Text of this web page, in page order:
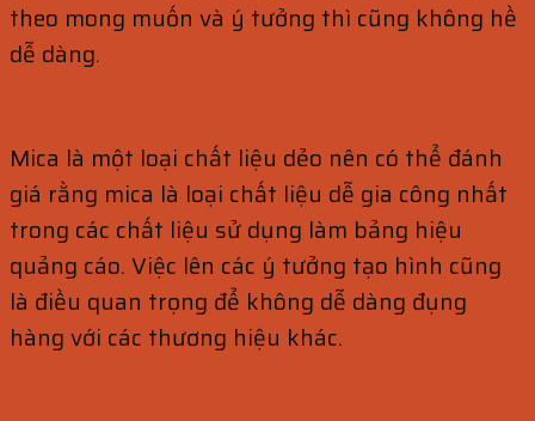
theo mong muốn và ý tưởng thì cũng không hề
dễ dàng.
Mica là một loại chất liệu dẻo nên có thể đánh
giá rằng mica là loại chất liệu dễ gia công nhất
trong các chất liệu sử dụng làm bảng hiệu
quảng cáo. Việc lên các ý tưởng tạo hình cũng
là điều quan trọng để không dễ dàng đụng
hàng với các thương hiệu khác.